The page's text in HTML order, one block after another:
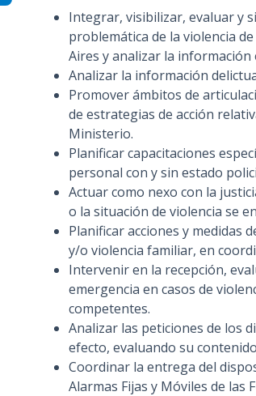
Integrar, visibilizar, evaluar y
problemática de la violencia
Aires y analizar la
Analizar la información
Promover ámbitos de
de estrategias de acción
Ministerio.
Planificar capacitaciones
personal con y sin estado
Actuar como nexo con la
o la situación de violencia se
Planificar acciones y medidas
y/o violencia familiar, en
Intervenir en la recepción,
emergencia en casos de
competentes.
Analizar las peticiones de los
efecto, evaluando su
Coordinar la entrega del
Alarmas Fijas y Móviles de las